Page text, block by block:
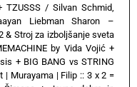
TZUSSS / Silvan Schmid,
Liebman Sharon –
& Stroj za izboljšanje sveta
by Vida Vojić+
+ BIG BANG vs STRING
| Murayama | Filip :: 3 x 2 =